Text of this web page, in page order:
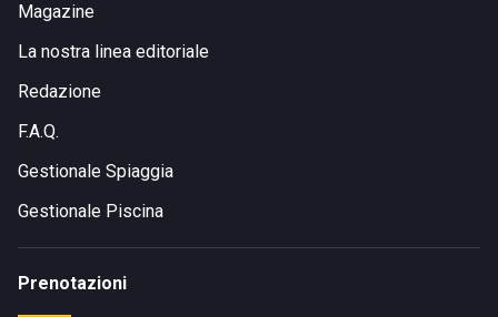
Magazine
La nostra linea editoriale
Redazione
F.A.Q.
Gestionale Spiaggia
Gestionale Piscina
Prenotazioni